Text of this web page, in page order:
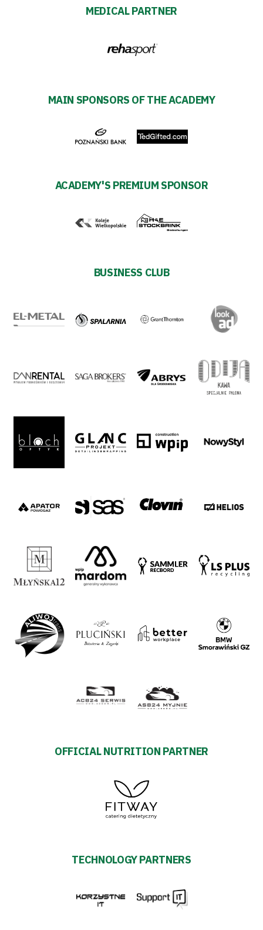
MEDICAL PARTNER
MAIN SPONSORS OF THE ACADEMY
ACADEMY'S PREMIUM SPONSOR
BUSINESS CLUB
OFFICIAL NUTRITION PARTNER
TECHNOLOGY PARTNERS